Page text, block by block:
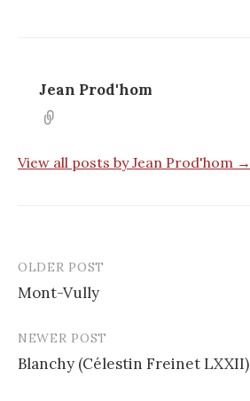
Jean Prod'hom
View all posts by Jean Prod'hom →
Post
navigation
OLDER POST
Mont-Vully
NEWER POST
Blanchy (Célestin Freinet LXXII)